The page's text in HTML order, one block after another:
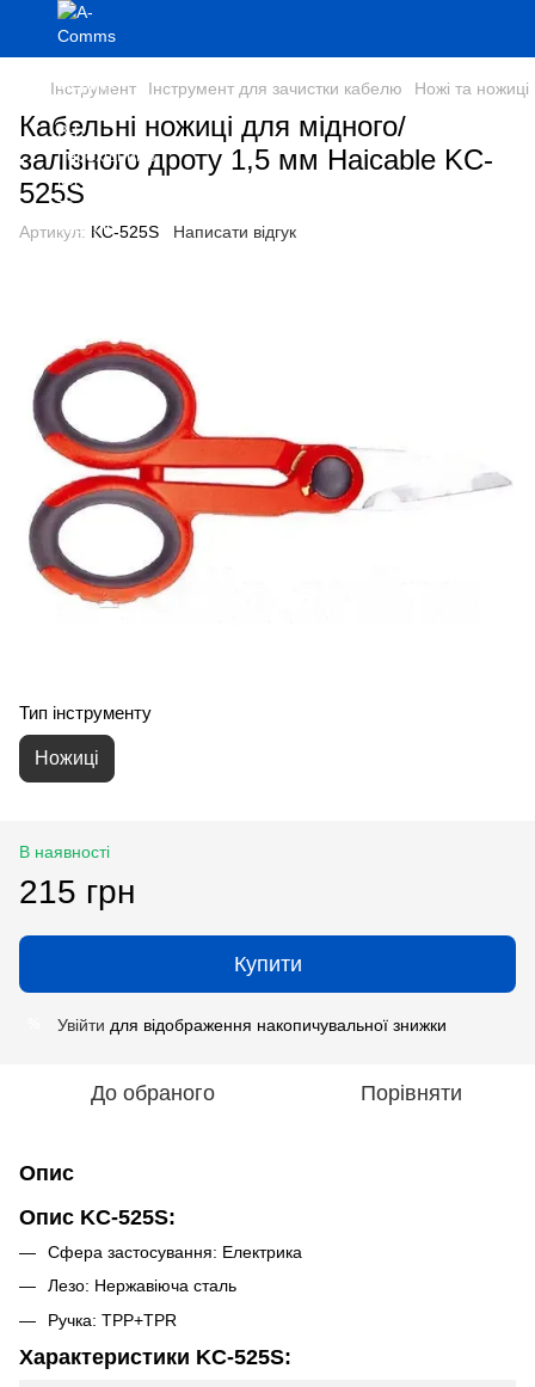
Інструмент Інструмент для зачистки кабелю Ножі та ножиці
Кабельні ножиці для мідного/
залізного дроту 1,5 мм Haicable KC-
525S
Артикул: KC-525S Написати відгук
Тип інструменту
Ножиці
В наявності
215 грн
Купити
Увійти для відображення накопичувальної знижки
До обраного Порівняти
Опис
Опис KC-525S:
Сфера застосування: Електрика
Лезо: Нержавіюча сталь
Ручка: TPP+TPR
Характеристики KC-525S: